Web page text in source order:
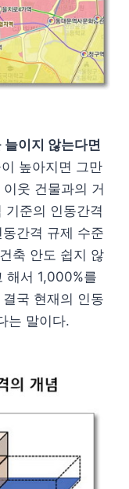
이지 않는다면
높아지면 그만
웃 건물과의 거
기준의 인동간격
간격 규제 수준
축 안도 쉽지 않
해서 1,000%를
국 현재의 인동
는 말이다.